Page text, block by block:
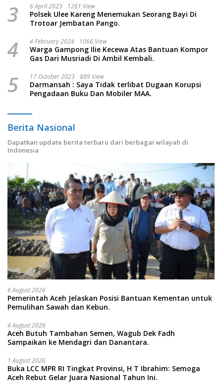
3 6 April 2023 1261 View
Polsek Ulee Kareng Menemukan Seorang Bayi Di
Trotoar Jembatan Pango.
4 4 February 2024 1066 View
Warga Gampong Ilie Kecewa Atas Bantuan Kompor
Gas Dari Musriadi Di Ambil Kembali.
5 17 October 2023 889 View
Darmansah : Saya Tidak terlibat Dugaan Korupsi
Pengadaan Buku Dan Mobiler MAA.
Berita Nasional
Dapatkan update berita terbaru dari berbagai wilayah di
Indonesia
6 August 2026
Pemerintah Aceh Jelaskan Posisi Bantuan Kementan untuk
Pemulihan Sawah dan Kebun.
4 August 2026
Aceh Butuh Tambahan Semen, Wagub Dek Fadh
Sampaikan ke Mendagri dan Danantara.
1 August 2026
Buka LCC MPR RI Tingkat Provinsi, H T Ibrahim: Semoga
Aceh Rebut Gelar Juara Nasional Tahun Ini.